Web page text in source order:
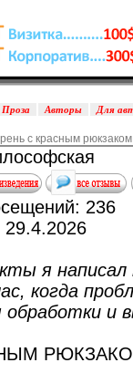
Проза Авторы Для
с красным
236
29.4.2026
я написал
когда
обработки и